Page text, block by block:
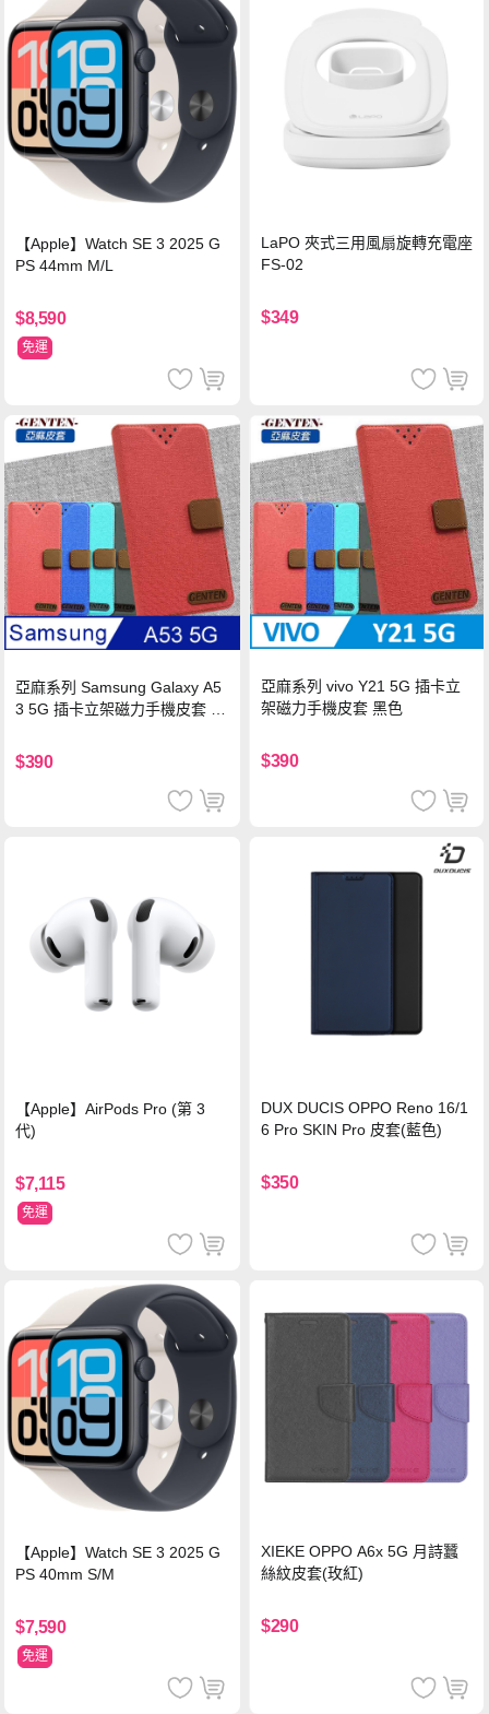
【Apple】Watch SE 3 2025 G
PS 44mm M/L
$8,590
免運
LaPO 夾式三用風扇旋轉充電座
FS-02
$349
亞麻系列 Samsung Galaxy A5
3 5G 插卡立架磁力手機皮套 藍
$390
亞麻系列 vivo Y21 5G 插卡立
架磁力手機皮套 黑色
$390
【Apple】AirPods Pro (第 3
代)
$7,115
免運
DUX DUCIS OPPO Reno 16/1
6 Pro SKIN Pro 皮套(藍色)
$350
【Apple】Watch SE 3 2025 G
PS 40mm S/M
$7,590
免運
XIEKE OPPO A6x 5G 月詩蠶
絲紋皮套(玫紅)
$290